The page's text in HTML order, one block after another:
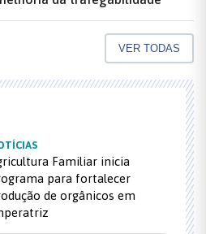
VER TODAS
Familiar inicia
para fortalecer
de orgânicos em